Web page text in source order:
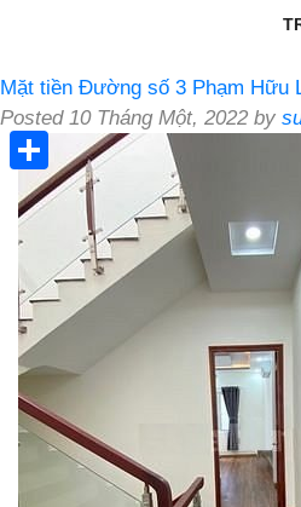
Mặt tiền Đường số 3 Phạm Hữu
Posted 10 Tháng Một, 2022 by
Share